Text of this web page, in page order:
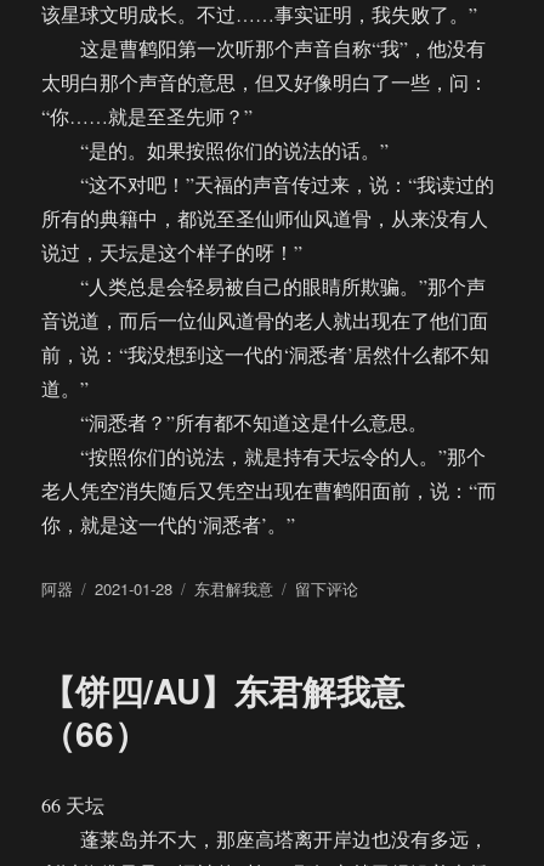
该星球文明成长。不过……事实证明，我失败了。”
这是曹鹤阳第一次听那个声音自称“我”，他没有
太明白那个声音的意思，但又好像明白了一些，问：
“你……就是至圣先师？”
“是的。如果按照你们的说法的话。”
“这不对吧！”天福的声音传过来，说：“我读过的
所有的典籍中，都说至圣仙师仙风道骨，从来没有人
说过，天坛是这个样子的呀！”
“人类总是会轻易被自己的眼睛所欺骗。”那个声
音说道，而后一位仙风道骨的老人就出现在了他们面
前，说：“我没想到这一代的‘洞悉者’居然什么都不知
道。”
“洞悉者？”所有都不知道这是什么意思。
“按照你们的说法，就是持有天坛令的人。”那个
老人凭空消失随后又凭空出现在曹鹤阳面前，说：“而
你，就是这一代的‘洞悉者’。”
作
阿器
发
2021-01-28
分
东君解我意
于
君
解
留下评论
【饼四/AU】东君解我意
（66）
66 天坛
蓬莱岛并不大，那座高塔离开岸边也没有多远，